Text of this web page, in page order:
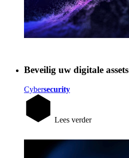
Beveilig uw digitale assets
Cybersecurity
Lees verder